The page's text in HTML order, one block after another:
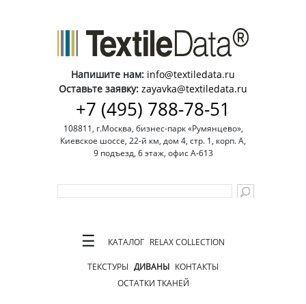
Напишите нам: info@textiledata.ru
Оставьте заявку: zayavka@textiledata.ru
+7 (495) 788-78-51
108811, г.Москва, бизнес-парк «Румянцево»,
Киевское шоссе, 22-й км, дом 4, стр. 1, корп. А,
9 подъезд, 6 этаж, офис А-613
☰ КАТАЛОГ RELAX COLLECTION
ТЕКСТУРЫ ДИВАНЫ КОНТАКТЫ
ОСТАТКИ ТКАНЕЙ